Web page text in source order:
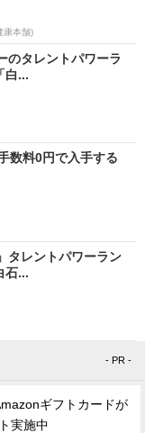
康本舗)
のタレントパワーラ
白...
数料0円で入手する
タレントパワーラン
石...
- PR -
ギフトカードが
実施中